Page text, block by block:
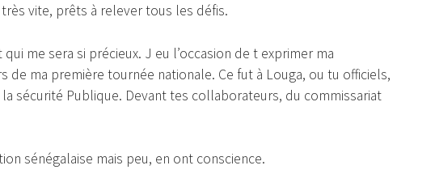
vite, prêts à relever tous les défis.
me sera si précieux. J eu l’occasion de t exprimer ma
de ma première tournée nationale. Ce fut à Louga, ou tu officiels,
sécurité Publique. Devant tes collaborateurs, du commissariat
sénégalaise mais peu, en ont conscience.